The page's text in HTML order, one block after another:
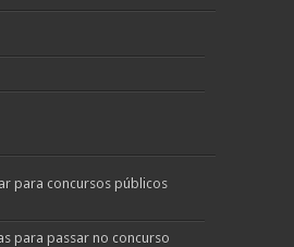
para concursos públicos
para passar no concurso